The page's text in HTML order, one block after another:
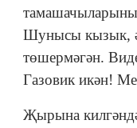
Шунысы кызык,
төшермәгән.
Газовик икән!
Җырына